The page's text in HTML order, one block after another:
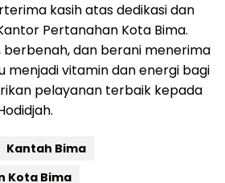
kasih atas dedikasi dan
Pertanahan Kota Bima.
berbenah, dan berani menerima
menjadi vitamin dan energi bagi
pelayanan terbaik kepada
Kantah Bima
Kota Bima